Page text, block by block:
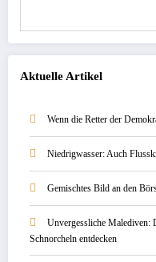
Aktuelle Artikel
Wenn die Retter der
Niedrigwasser: Auch
Gemischtes Bild an den
Unvergessliche Malediven:
Schnorcheln entdecken